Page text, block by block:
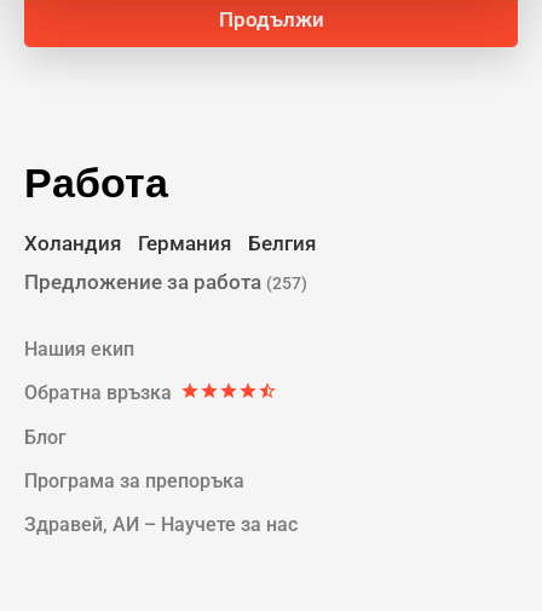
Работа
Холандия Германия
Белгия
Предложение за работа (257)
Нашия екип
Обратна връзка starstarstarstarstar_half
Блог
Програма за прeпоръка
Здравей, AИ – Научете за нас